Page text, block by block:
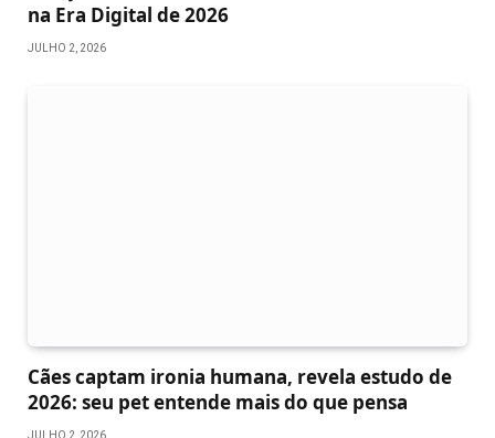
na Era Digital de 2026
JULHO 2, 2026
Cães captam ironia humana, revela estudo de
2026: seu pet entende mais do que pensa